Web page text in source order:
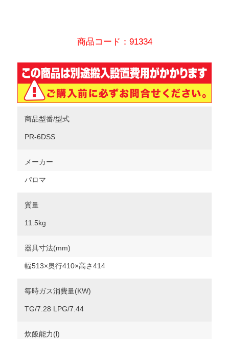
商品コード：91334
商品型番/型式
PR-6DSS
メーカー
パロマ
質量
11.5kg
器具寸法(mm)
幅513×奥行410×高さ414
毎時ガス消費量(KW)
TG/7.28 LPG/7.44
炊飯能力(l)